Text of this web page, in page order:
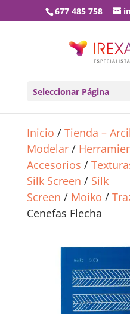
677 485 758
Seleccionar Página
Inicio / Tienda –
Modelar/
Accesorios /
Silk Screen / Silk
Screen / Moiko /
Cenefas Flecha